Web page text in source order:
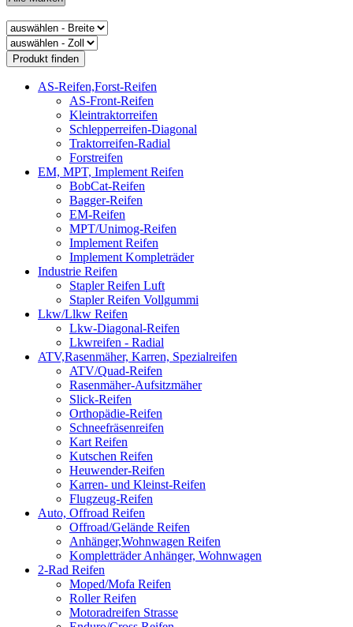
AS-Reifen,Forst-Reifen
AS-Front-Reifen
Kleintraktorreifen
Schlepperreifen-Diagonal
Traktorreifen-Radial
Forstreifen
EM, MPT, Implement Reifen
BobCat-Reifen
Bagger-Reifen
EM-Reifen
MPT/Unimog-Reifen
Implement Reifen
Implement Kompleträder
Industrie Reifen
Stapler Reifen Luft
Stapler Reifen Vollgummi
Lkw/Llkw Reifen
Lkw-Diagonal-Reifen
Lkwreifen - Radial
ATV,Rasenmäher, Karren, Spezialreifen
ATV/Quad-Reifen
Rasenmäher-Aufsitzmäher
Slick-Reifen
Orthopädie-Reifen
Schneefräsenreifen
Kart Reifen
Kutschen Reifen
Heuwender-Reifen
Karren- und Kleinst-Reifen
Flugzeug-Reifen
Auto, Offroad Reifen
Offroad/Gelände Reifen
Anhänger,Wohnwagen Reifen
Kompletträder Anhänger, Wohnwagen
2-Rad Reifen
Moped/Mofa Reifen
Roller Reifen
Motoradreifen Strasse